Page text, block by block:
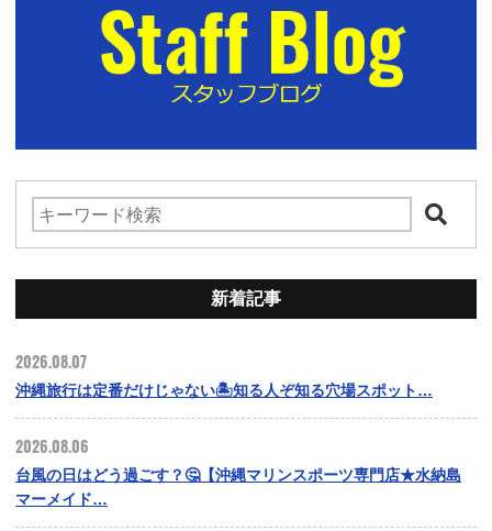
新着記事
2026.08.07
沖縄旅行は定番だけじゃない🏝️知る人ぞ知る穴場スポット…
2026.08.06
台風の日はどう過ごす？🤔【沖縄マリンスポーツ専門店★水納島
マーメイド…